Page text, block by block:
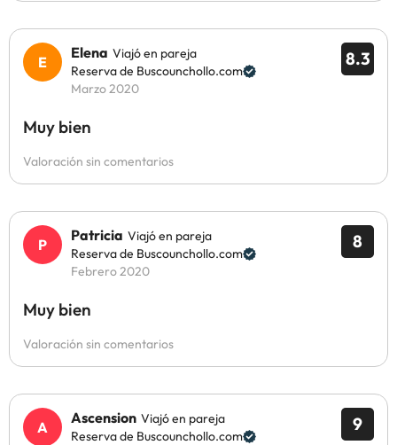
8.3
Elena Viajó en pareja
Reserva de Buscounchollo.com
Marzo 2020
Muy bien
Valoración sin comentarios
8
Patricia Viajó en pareja
Reserva de Buscounchollo.com
Febrero 2020
Muy bien
Valoración sin comentarios
9
Ascension Viajó en pareja
Reserva de Buscounchollo.com